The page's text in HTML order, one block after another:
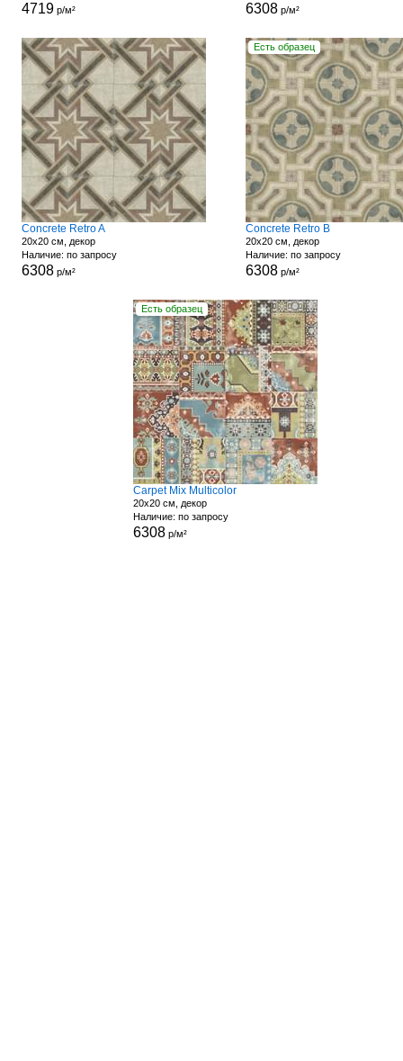
4719р/м² 6308р/м²
Concrete Retro A
20x20 см, декор
Наличие: по запросу
6308р/м²
Есть образец
Concrete Retro B
20x20 см, декор
Наличие: по запросу
6308р/м²
Есть образец
Carpet Mix Multicolor
20x20 см, декор
Наличие: по запросу
6308 р/м²